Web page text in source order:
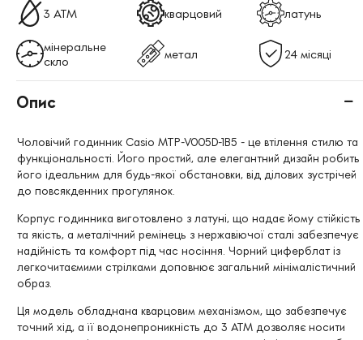
3 АТМ кварцовий латунь
мінеральне
скло
метал 24 місяці
Опис
Чоловічий годинник Casio MTP-V005D-1B5 - це втілення стилю та
функціональності. Його простий, але елегантний дизайн робить
його ідеальним для будь-якої обстановки, від ділових зустрічей
до повсякденних прогулянок.
Корпус годинника виготовлено з латуні, що надає йому стійкість
та якість, а металічний ремінець з нержавіючої сталі забезпечує
надійність та комфорт під час носіння. Чорний циферблат із
легкочитаємими стрілками доповнює загальний мінімалістичний
образ.
Ця модель обладнана кварцовим механізмом, що забезпечує
точний хід, а її водонепроникність до 3 АТМ дозволяє носити